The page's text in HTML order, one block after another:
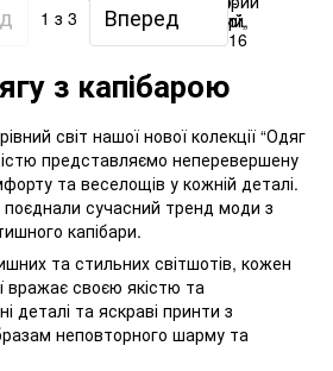
1 з 3 Вперед
з капібарою
світ нашої нової колекції “Одяг
представляємо неперевершену
та веселощів у кожній деталі.
сучасний тренд моди з
капібари.
та стильних світшотів, кожен
вражає своєю якістю та
деталі та яскраві принти з
неповторного шарму та